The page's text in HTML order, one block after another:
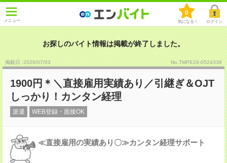
メニュー
0
気になる！ ログイン
お探しのバイト情報は掲載が終了しました。
掲載日 :2026/07/03 No.TMPE26-0524338
1900円＊＼直接雇用実績あり／引継ぎ＆OJT
しっかり！カンタン経理
派遣 WEB登録・面接OK
≪直接雇用の実績あり〇≫カンタン経理サポート